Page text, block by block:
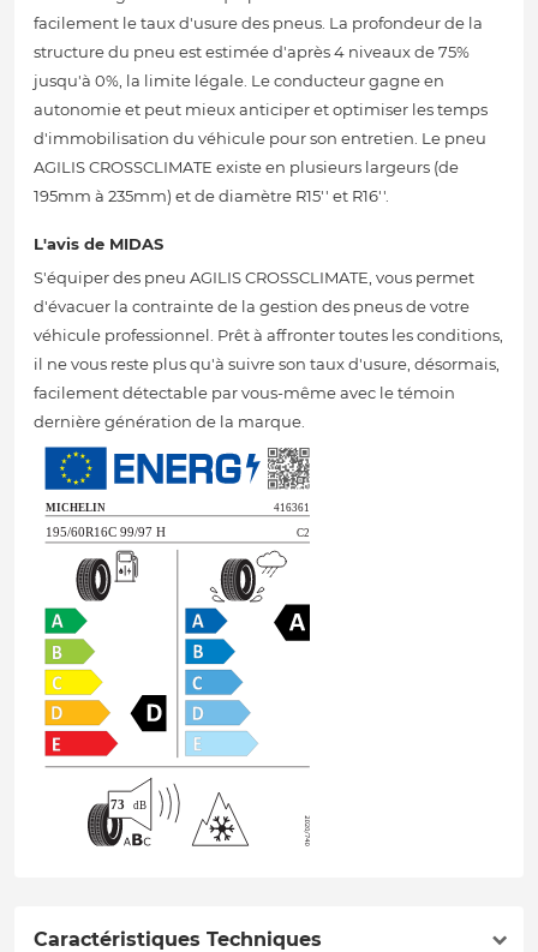
facilement le taux d'usure des pneus. La profondeur de la
structure du pneu est estimée d'après 4 niveaux de 75%
jusqu'à 0%, la limite légale. Le conducteur gagne en
autonomie et peut mieux anticiper et optimiser les temps
d'immobilisation du véhicule pour son entretien. Le pneu
AGILIS CROSSCLIMATE existe en plusieurs largeurs (de
195mm à 235mm) et de diamètre R15'' et R16''.
L'avis de MIDAS
S'équiper des pneu AGILIS CROSSCLIMATE, vous permet
d'évacuer la contrainte de la gestion des pneus de votre
véhicule professionnel. Prêt à affronter toutes les conditions,
il ne vous reste plus qu'à suivre son taux d'usure, désormais,
facilement détectable par vous-même avec le témoin
dernière génération de la marque.
Caractéristiques Techniques